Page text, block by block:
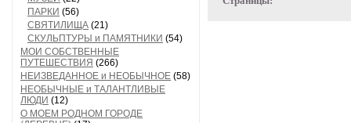
ПАРКИ (56)
СВЯТИЛИЩА (21)
СКУЛЬПТУРЫ и ПАМЯТНИКИ (54)
МОИ СОБСТВЕННЫЕ
ПУТЕШЕСТВИЯ (266)
НЕИЗВЕДАННОЕ и НЕОБЫЧНОЕ (58)
НЕОБЫЧНЫЕ и ТАЛАНТЛИВЫЕ
ЛЮДИ (12)
О МОЕМ РОДНОМ ГОРОДЕ